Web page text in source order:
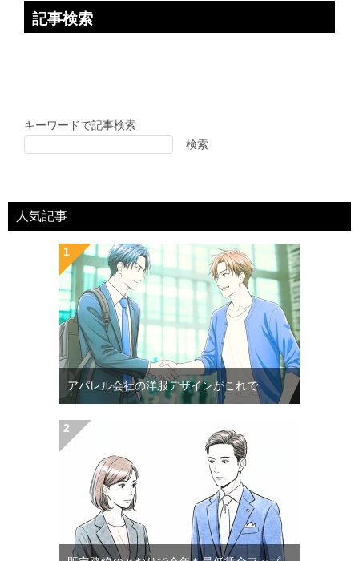
記事検索
キーワードで記事検索
検索
人気記事
アパレル会社の洋服デザインがこれで